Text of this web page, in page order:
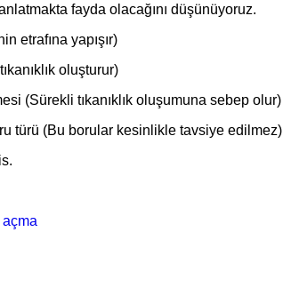
fayda olacağını düşünüyoruz.
etrafına yapışır)
oluşturur)
(Sürekli tıkanıklık oluşumuna sebep olur)
türü (Bu borular kesinlikle tavsiye edilmez)